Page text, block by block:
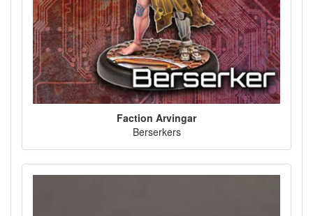
Faction Arvingar
Berserkers